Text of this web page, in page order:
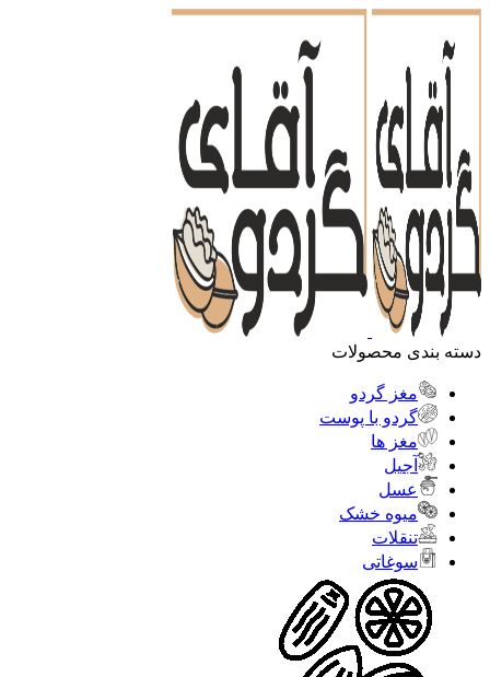
دسته بندی محصولات
مغز گردو
گردو با پوست
مغز ها
آجیل
عسل
میوه خشک
تنقلات
سوغاتی